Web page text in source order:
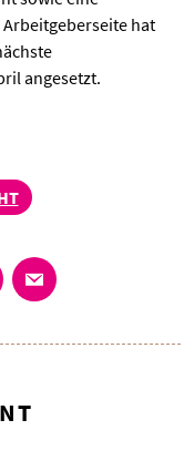
hat
angesetzt.